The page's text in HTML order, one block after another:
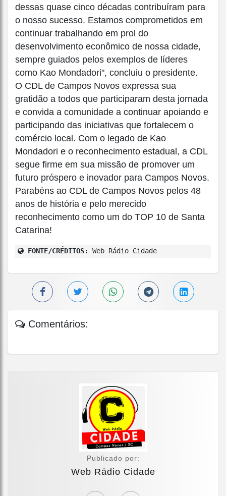
dessas quase cinco décadas contribuíram para
o nosso sucesso. Estamos comprometidos em
continuar trabalhando em prol do
desenvolvimento econômico de nossa cidade,
sempre guiados pelos exemplos de líderes
como Kao Mondadori", concluiu o presidente.
O CDL de Campos Novos expressa sua
gratidão a todos que participaram desta jornada
e convida a comunidade a continuar apoiando e
participando das iniciativas que fortalecem o
comércio local. Com o legado de Kao
Mondadori e o reconhecimento estadual, a CDL
segue firme em sua missão de promover um
futuro próspero e inovador para Campos Novos.
Parabéns ao CDL de Campos Novos pelos 48
anos de história e pelo merecido
reconhecimento como um do TOP 10 de Santa
Catarina!
FONTE/CRÉDITOS: Web Rádio Cidade
Comentários:
Publicado por:
Web Rádio Cidade